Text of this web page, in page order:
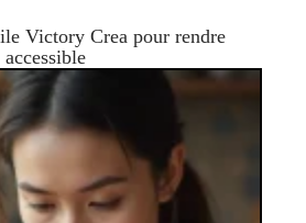
Victory Crea pour rendre